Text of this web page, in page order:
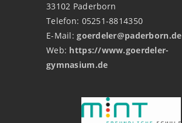
33102 Paderborn
Telefon: 05251-8814350
E-Mail:goerdeler@paderborn.de
Web: https://www.goerdeler-
gymnasium.de